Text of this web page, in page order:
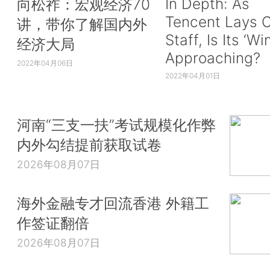
向松祚：宏观经济70
讲，带你了解国内外
经济大局
2022年04月06日
In Depth: As
Tencent Lays
Staff, Is Its
Approaching?
2022年04月01日
河南“三支一扶”考试规模化作弊
内外勾结提前获取试卷
2026年08月07日
海外金融专才回流香港 外籍工
作签证翻倍
2026年08月07日